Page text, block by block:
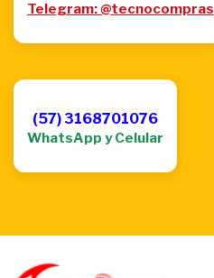
Telegram: @tecnocompras
(57) 3168701076
WhatsApp y Celular